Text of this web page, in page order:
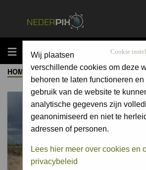
MENU Cookie
Wij plaatsen
verschillende cookies om deze
behoren te laten functioneren en
gebruik van de website te
analytische gegevens zijn
geanonimiseerd en niet te
adressen of personen.
Lees hier meer over cookies en
privacybeleid
HOME ->ALBUM